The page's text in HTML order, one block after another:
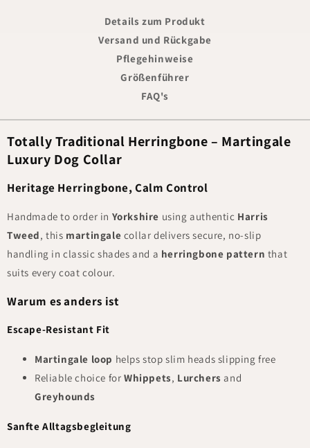
Details zum Produkt
Versand und Rückgabe
Pflegehinweise
Größenführer
FAQ's
Totally Traditional Herringbone – Martingale
Luxury Dog Collar
Heritage Herringbone, Calm Control
Handmade to order in Yorkshire using authentic Harris
Tweed, this martingale collar delivers secure, no-slip
handling in classic shades and a herringbone pattern that
suits every coat colour.
Warum es anders ist
Escape-Resistant Fit
Martingale loop helps stop slim heads slipping free
Reliable choice for Whippets, Lurchers and
Greyhounds
Sanfte Alltagsbegleitung